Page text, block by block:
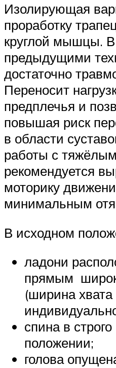
Изолирующая
проработку
круглой мышцы.
предыдущими
достаточно
Переносит
предплечья и
повышая риск
в области
работы с
рекомендуется
моторику
минимальным
В исходном
ладони
прямым
(ширина хвата
спина в
положении;
голова